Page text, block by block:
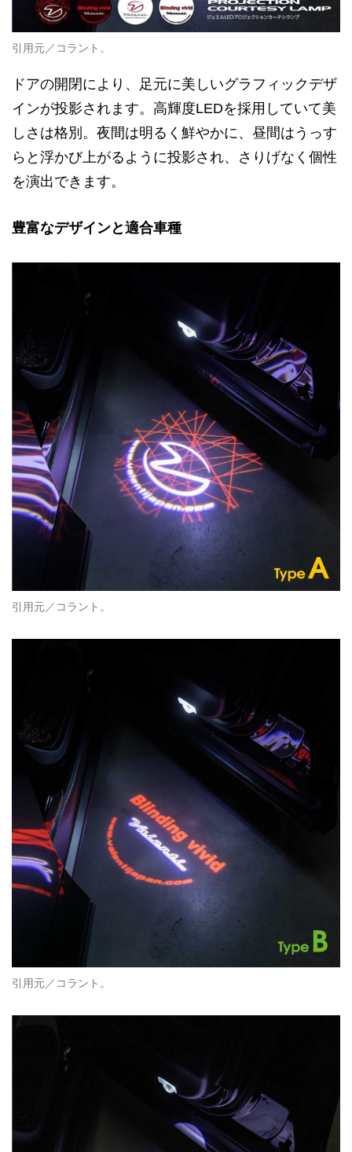
引用元／コラント。
ドアの開閉により、足元に美しいグラフィックデザ
インが投影されます。高輝度LEDを採用していて美
しさは格別。夜間は明るく鮮やかに、昼間はうっす
らと浮かび上がるように投影され、さりげなく個性
を演出できます。
豊富なデザインと適合車種
引用元／コラント。
引用元／コラント。